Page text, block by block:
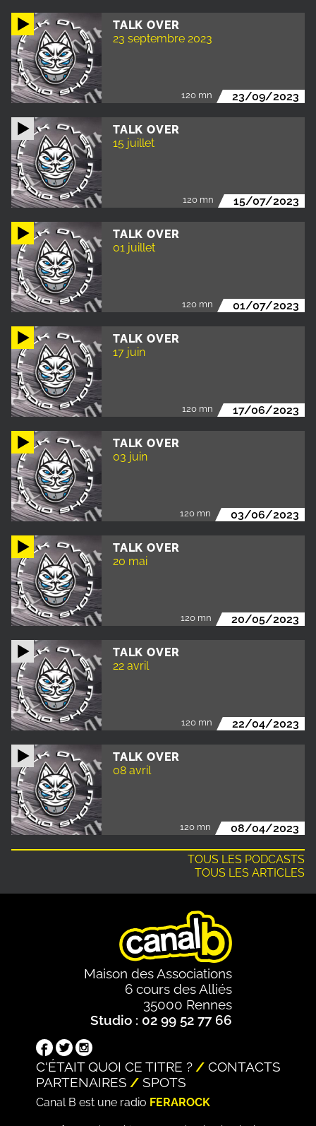
TALK OVER
23 septembre 2023
120 mn 23/09/2023
TALK OVER
15 juillet
120 mn 15/07/2023
TALK OVER
01 juillet
120 mn 01/07/2023
TALK OVER
17 juin
120 mn 17/06/2023
TALK OVER
03 juin
120 mn 03/06/2023
TALK OVER
20 mai
120 mn 20/05/2023
TALK OVER
22 avril
120 mn 22/04/2023
TALK OVER
08 avril
120 mn 08/04/2023
TOUS LES PODCASTS
TOUS LES ARTICLES
Maison des Associations
6 cours des Alliés
35000 Rennes
Studio : 02 99 52 77 66
C'ÉTAIT QUOI CE TITRE ?
CONTACTS
PARTENAIRES
SPOTS
Canal B est une radio FERAROCK